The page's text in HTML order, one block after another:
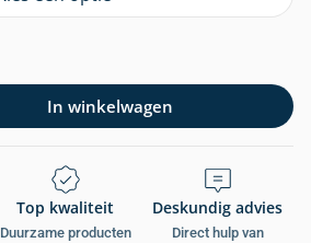
In winkelwagen
Top kwaliteit
Duurzame producten
Deskundig advies
Direct hulp van